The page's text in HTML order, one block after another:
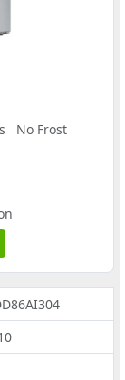
No Frost